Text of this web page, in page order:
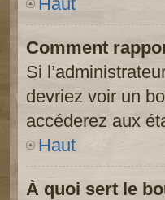
Comment
Si
devriez voir un
accéderez aux
Haut
À quoi sert le